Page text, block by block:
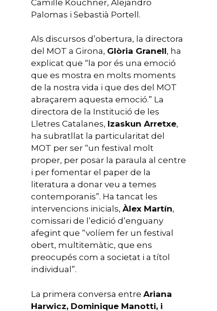
Camille Kouchner, Alejandro
Palomas i Sebastià Portell.
Als discursos d’obertura, la directora
del MOT a Girona, Glòria Granell, ha
explicat que “la por és una emoció
que es mostra en molts moments
de la nostra vida i que des del MOT
abraçarem aquesta emoció.” La
directora de la Institució de les
Lletres Catalanes, Izaskun Arretxe,
ha subratllat la particularitat del
MOT per ser “un festival molt
proper, per posar la paraula al centre
i per fomentar el paper de la
literatura a donar veu a temes
contemporanis”. Ha tancat les
intervencions inicials, Àlex Martín,
comissari de l’edició d’enguany
afegint que “volíem fer un festival
obert, multitemàtic, que ens
preocupés com a societat i a títol
individual”.
La primera conversa entre Ariana
Harwicz, Dominique Manotti, i